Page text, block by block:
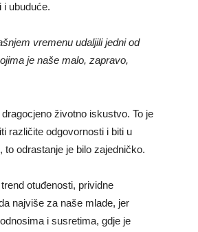
i ubuduće.
vremenu udaljili jedni od
je naše malo, zapravo,
životno iskustvo. To je
različite odgovornosti i biti u
odrastanje je bilo zajedničko.
otuđenosti, prividne
najviše za naše mlade, jer
i susretima, gdje je